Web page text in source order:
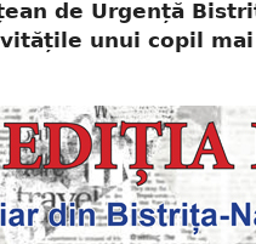
de Urgență
unui copil